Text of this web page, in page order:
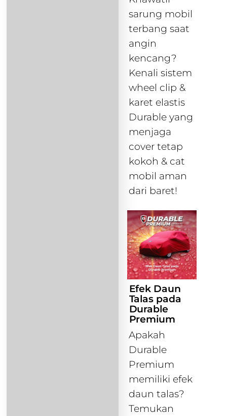
sarung mobil
terbang saat
angin
kencang?
Kenali sistem
wheel clip &
karet elastis
Durable yang
menjaga
cover tetap
kokoh & cat
mobil aman
dari baret!
Efek Daun
Talas pada
Durable
Premium
Apakah
Durable
Premium
memiliki efek
daun talas?
Temukan